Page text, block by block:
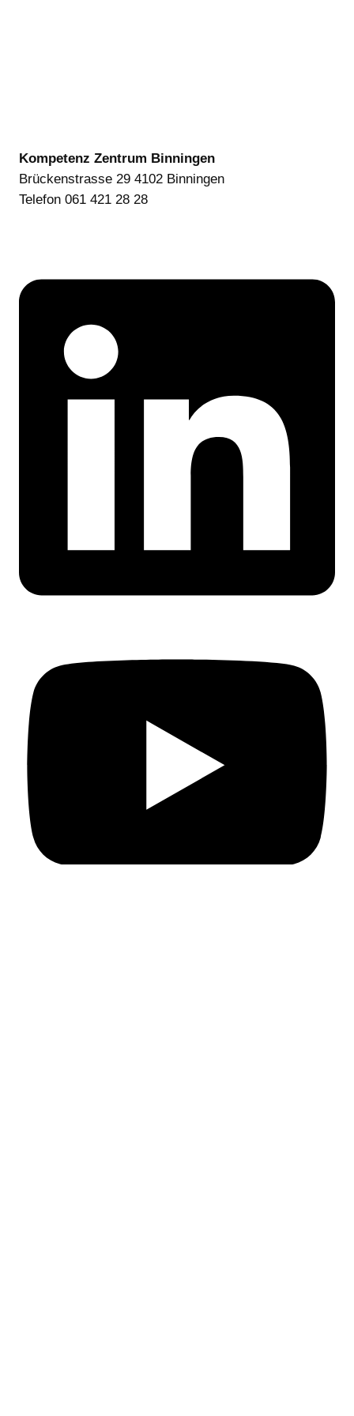
Kompetenz Zentrum Binningen
Brückenstrasse 29 4102 Binningen
Telefon 061 421 28 28